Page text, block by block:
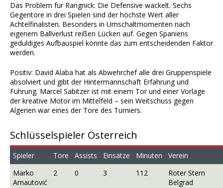
Das Problem für Rangnick: Die Defensive wackelt. Sechs
Gegentore in drei Spielen sind der höchste Wert aller
Achtelfinalisten. Besonders in Umschaltmomenten nach
eigenem Ballverlust reißen Lücken auf. Gegen Spaniens
geduldiges Aufbauspiel könnte das zum entscheidenden Faktor
werden.
Positiv: David Alaba hat als Abwehrchef alle drei Gruppenspiele
absolviert und gibt der Hintermannschaft Erfahrung und
Führung. Marcel Sabitzer ist mit einem Tor und einer Vorlage
der kreative Motor im Mittelfeld – sein Weitschuss gegen
Algerien war eines der Tore des Turniers.
Schlüsselspieler Österreich
Spieler Tore Assists Einsätze Minuten
Verein
Marko
Arnautović
2 0 3 112
Roter Stern
Belgrad